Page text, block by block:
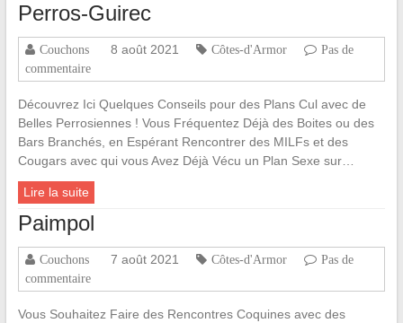
Perros-Guirec
Couchons 8 août 2021 Côtes-d'Armor
Pas de
commentaire
Découvrez Ici Quelques Conseils pour des Plans Cul avec de
Belles Perrosiennes ! Vous Fréquentez Déjà des Boites ou des
Bars Branchés, en Espérant Rencontrer des MILFs et des
Cougars avec qui vous Avez Déjà Vécu un Plan Sexe sur…
Lire la suite
Paimpol
Couchons 7 août 2021 Côtes-d'Armor
Pas de
commentaire
Vous Souhaitez Faire des Rencontres Coquines avec des